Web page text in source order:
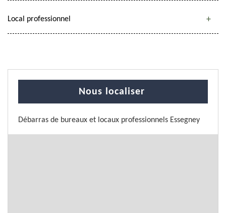
Local professionnel
Nous localiser
Débarras de bureaux et locaux professionnels Essegney